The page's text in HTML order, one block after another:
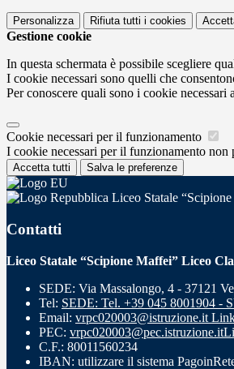
Personalizza Rifiuta tutti i cookies
Gestione cookie
In questa schermata è possibile scegliere
I cookie necessari sono quelli che
Per conoscere quali sono i cookie
Cookie necessari per il funzionamento
I cookie necessari per il funzionamento
Accetta tutti Salva le preferenze
Liceo Statale
Contatti
Liceo Statale “Scipione Maffei” Liceo
SEDE: Via Massalongo, 4 - 37121
Tel: SEDE: Tel. +39 045 8001904 -
Email: vrpc020003@istruzione.it
PEC: vrpc020003@pec.istruzione.it
C.F.: 80011560234
IBAN: utilizzare il sistema